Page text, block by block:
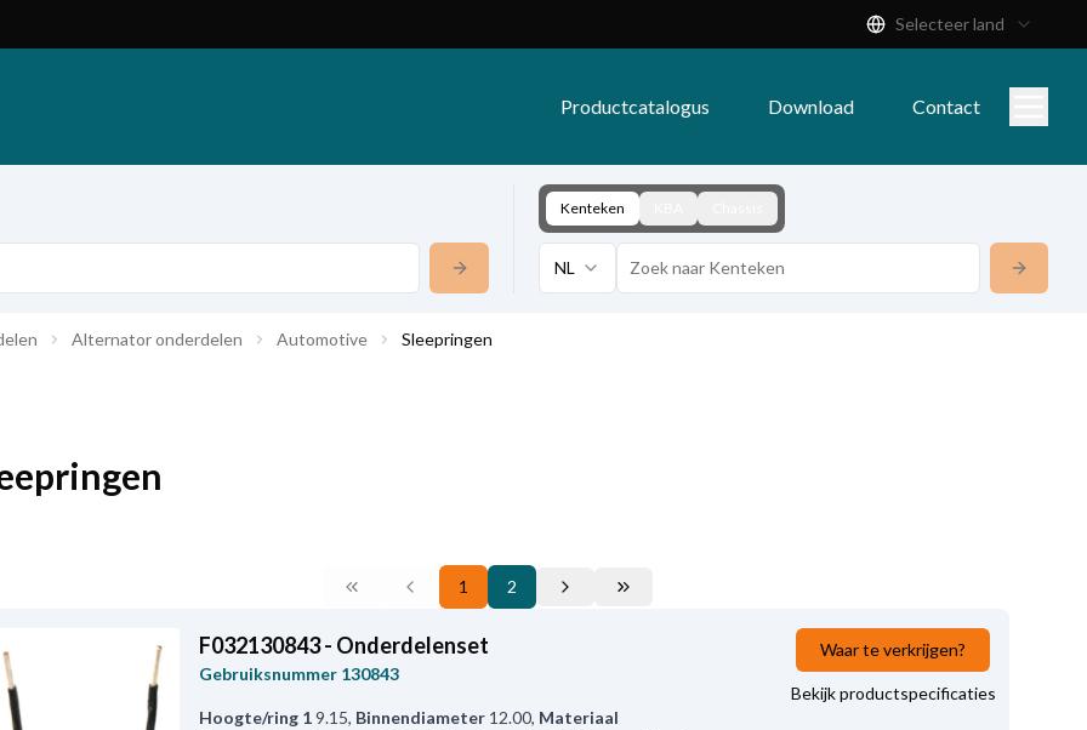
Selecteer land
Productcatalogus Download Contact
Kenteken
NL
Alternator onderdelen Automotive Sleepringen
1 2
F032130843 - Onderdelenset
Gebruiksnummer 130843
Hoogte/ring 19.15, Binnendiameter 12.00, Materiaal
Waar te verkrijgen?
Bekijk productspecificaties